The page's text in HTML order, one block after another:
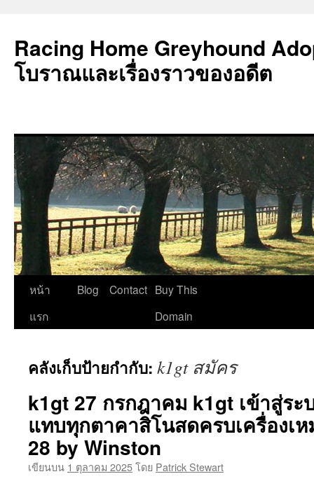
Racing Home Greyhound
โบราณและเรื่องราวของอดีต
ข้าม
ไป
เนื้อหา
หน้า
แรก
Blog Contact Buy This
Domain
คลังเก็บป้ายกำกับ: k1gt สมัคร
k1gt 27 กรกฎาคม k1gt เข้าสู่ร
แทบทุกตาคาสิโนสดครบเครื่องเ
28 by Winston
เขียนบน 1 ตุลาคม 2025โดย Patrick Stewart